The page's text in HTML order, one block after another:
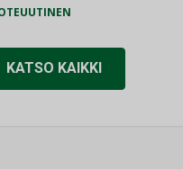
KATSO KAIKKI